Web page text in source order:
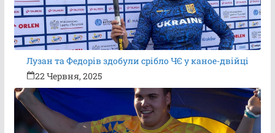
Лузан та Федорів здобули срібло ЧЄ у каное-двійці
22 Червня, 2025